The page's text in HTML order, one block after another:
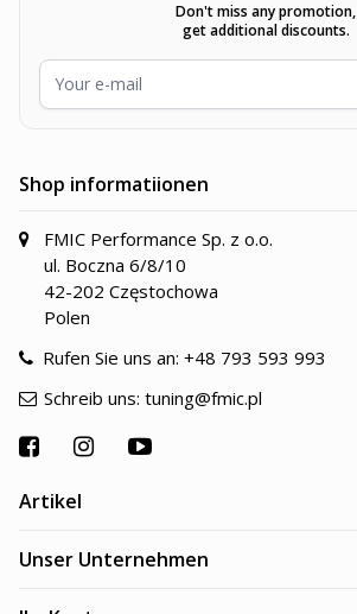
Don't miss any promotion,
get additional discounts.
Shop informatiionen
FMIC Performance Sp. z o.o.
ul. Boczna 6/8/10
42-202 Częstochowa
Polen
Rufen Sie uns an: +48 793 593 993
Schreib uns: tuning@fmic.pl
Artikel
Unser Unternehmen